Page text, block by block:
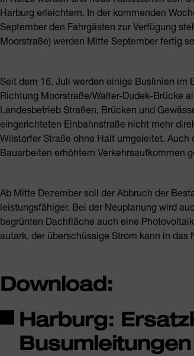
Harburg erleichtern. In der kommenden
September den Fahrgästen zur Verfügung
Moorstraße) werden Mitte September fertig
Seit dem 16. Juli werden einige Buslinien im
Richtung Moorstraße/Walter-Dudek-Brücke
Landesbetrieb Straßen, Brücken und
eingerichteten Einbahnstraße nicht mehr
Wilstorfer Straße ohne Halt umgeleitet.
Bauarbeiten erhöhtem Verkehrsaufkommen
Ab Mitte Dezember soll der Abbruch der
leistungsfähiger. Bei der Neuplanung wird
begrünten Dachfläche auch eine
autark, der überschüssige Strom kann in das
Download:
Harburg:
Busumleitungen